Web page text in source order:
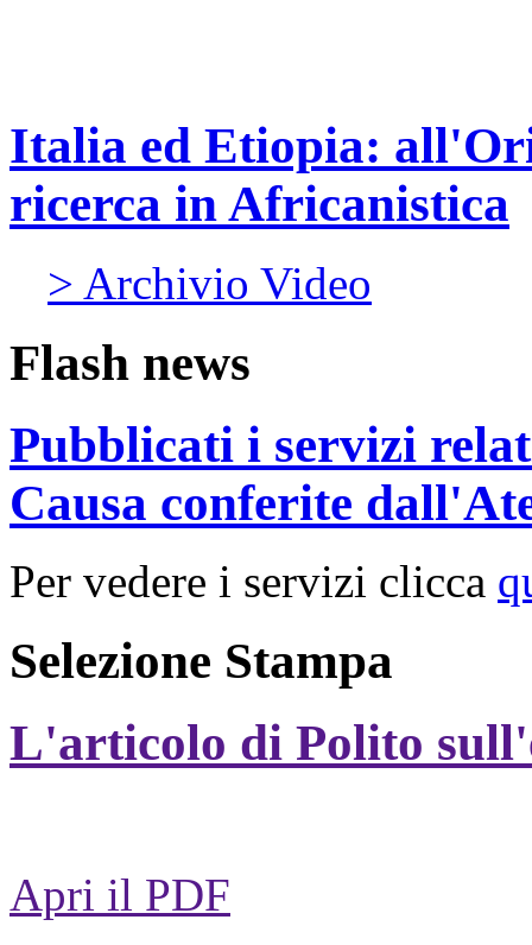
Italia ed Etiopia:
ricerca in Africanistica
> Archivio Video
Flash news
Pubblicati i servizi
Causa conferite
Per vedere i servizi clicca
Selezione Stampa
L'articolo di Polito
Apri il PDF